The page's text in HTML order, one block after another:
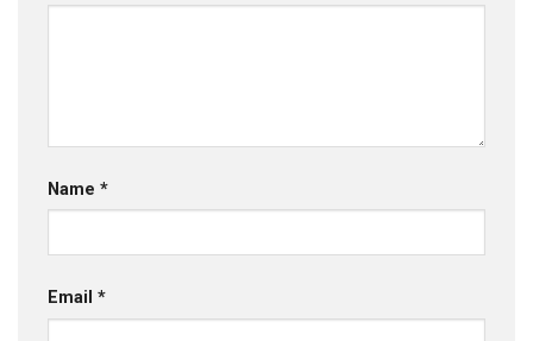
Name *
Email *